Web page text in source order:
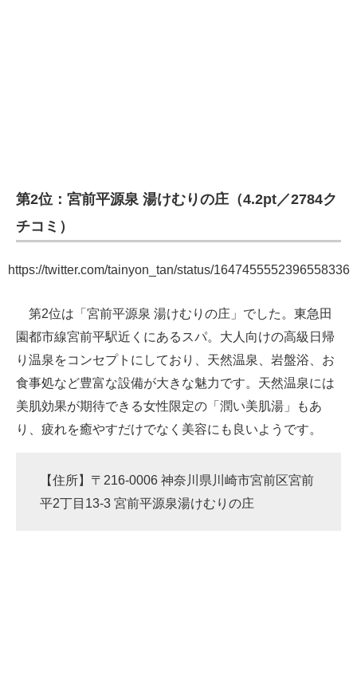
第2位：宮前平源泉 湯けむりの庄（4.2pt／2784ク
チコミ）
https://twitter.com/tainyon_tan/status/1647455552396558336
第2位は「宮前平源泉 湯けむりの庄」でした。東急田
園都市線宮前平駅近くにあるスパ。大人向けの高級日帰
り温泉をコンセプトにしており、天然温泉、岩盤浴、お
食事処など豊富な設備が大きな魅力です。天然温泉には
美肌効果が期待できる女性限定の「潤い美肌湯」もあ
り、疲れを癒やすだけでなく美容にも良いようです。
【住所】〒216-0006 神奈川県川崎市宮前区宮前
平2丁目13-3 宮前平源泉湯けむりの庄